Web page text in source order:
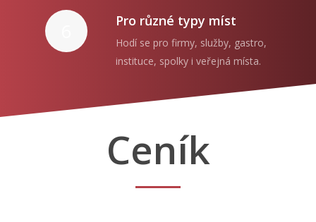
Pro různé typy míst
Hodí se pro firmy, služby, gastro,
instituce, spolky i veřejná místa.
Ceník